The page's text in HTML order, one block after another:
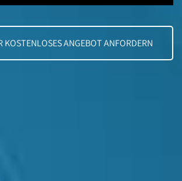
KOSTENLOSES ANGEBOT ANFORDERN